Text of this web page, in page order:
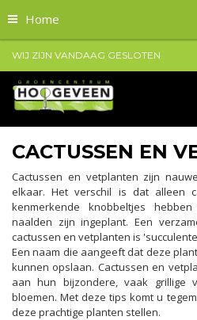
Home
WIJ ZIJN VANDAAG GESLOTEN
CACTUSSEN EN
Cactussen en vetplanten zijn
elkaar. Het verschil is dat alleen
kenmerkende knobbeltjes
naalden zijn ingeplant. Een
cactussen en vetplanten is
Een naam die aangeeft dat deze
kunnen opslaan. Cactussen en
aan hun bijzondere, vaak grillige
bloemen. Met deze tips komt u
deze prachtige planten stellen.